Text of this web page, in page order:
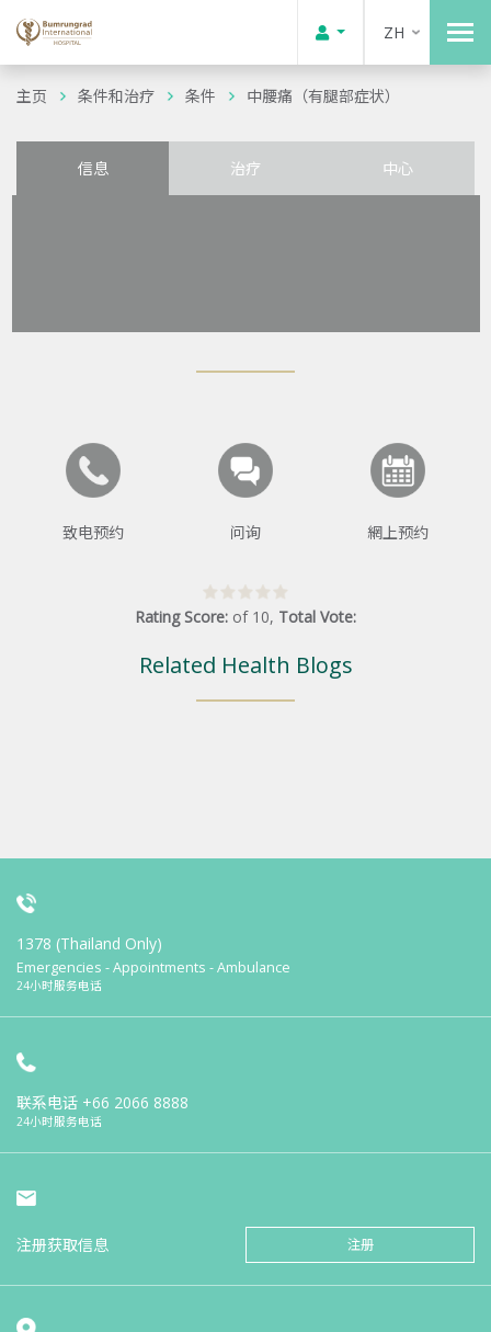
ZH
主页 条件和治疗 条件 中腰痛（有腿部症状）
信息 治疗 中心
致电预约 问询 網上预约
Rating Score: of 10, Total Vote:
Related Health Blogs
1378 (Thailand Only)
Emergencies - Appointments - Ambulance
24小时服务电话
联系电话 +66 2066 8888
24小时服务电话
注册获取信息 注册